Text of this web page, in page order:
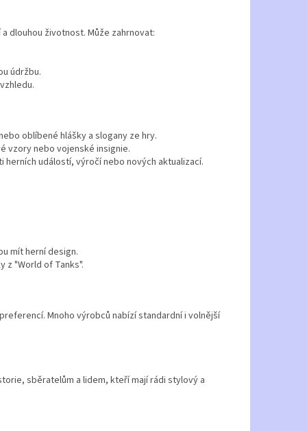
dlouhou životnost. Může zahrnovat:
údržbu.
oblíbené hlášky a slogany ze hry.
vzory nebo vojenské insignie.
událostí, výročí nebo nových aktualizací.
mít herní design.
z "World of Tanks".
Mnoho výrobců nabízí standardní i volnější
sběratelům a lidem, kteří mají rádi stylový a